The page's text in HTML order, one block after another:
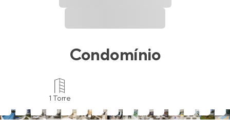
Condomínio
1 Torre